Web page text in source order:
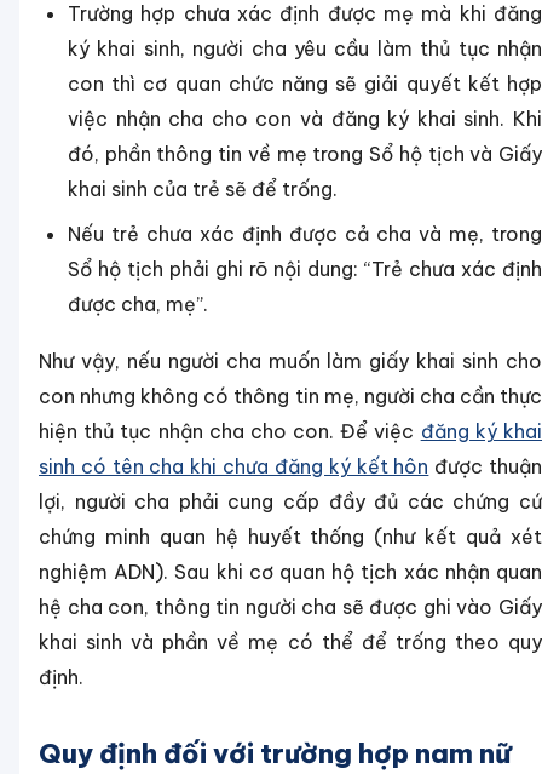
Trường hợp chưa xác định được mẹ mà khi đăng
ký khai sinh, người cha yêu cầu làm thủ tục nhận
con thì cơ quan chức năng sẽ giải quyết kết hợp
việc nhận cha cho con và đăng ký khai sinh. Khi
đó, phần thông tin về mẹ trong Sổ hộ tịch và Giấy
khai sinh của trẻ sẽ để trống.
Nếu trẻ chưa xác định được cả cha và mẹ, trong
Sổ hộ tịch phải ghi rõ nội dung: “Trẻ chưa xác định
được cha, mẹ”.
Như vậy, nếu người cha muốn làm giấy khai sinh cho
con nhưng không có thông tin mẹ, người cha cần thực
hiện thủ tục nhận cha cho con. Để việc đăng ký khai
sinh có tên cha khi chưa đăng ký kết hôn được thuận
lợi, người cha phải cung cấp đầy đủ các chứng cứ
chứng minh quan hệ huyết thống (như kết quả xét
nghiệm ADN). Sau khi cơ quan hộ tịch xác nhận quan
hệ cha con, thông tin người cha sẽ được ghi vào Giấy
khai sinh và phần về mẹ có thể để trống theo quy
định.
Quy định đối với trường hợp nam nữ